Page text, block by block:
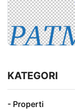
KATEGORI
- Properti